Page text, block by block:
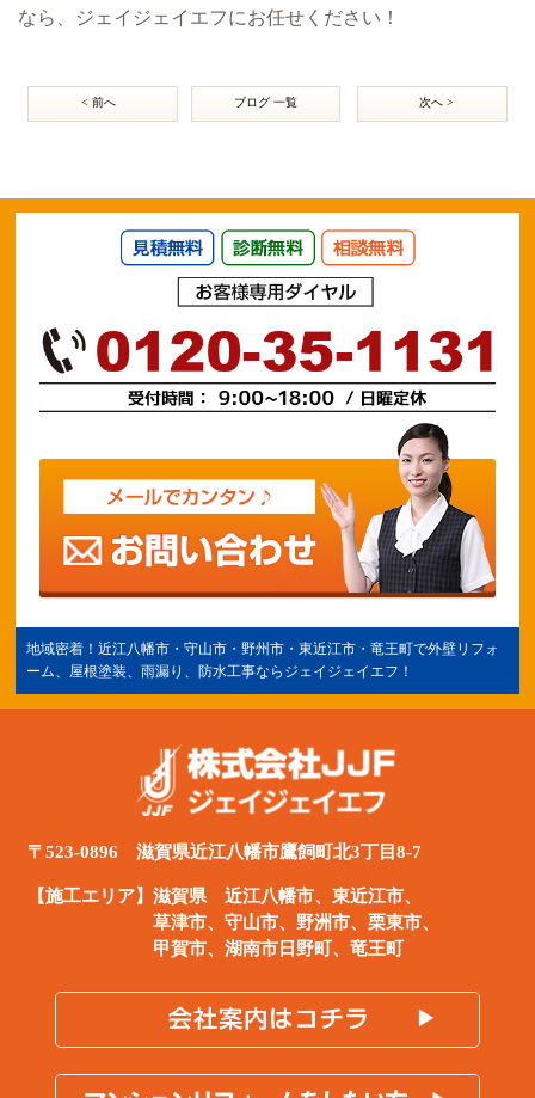
なら、ジェイジェイエフにお任せください！
< 前へ ブログ 一覧 次へ >
地域密着！近江八幡市 ・守山市・野州市・東近江市 ・竜王町で外壁リフォ
ーム、屋根塗装、雨漏り、防水工事ならジェイジェイエフ！
〒523-0896 滋賀県近江八幡市鷹飼町北3丁目8-7
【施工エリア】滋賀県近江八幡市、東近江市、
草津市、守山市、野洲市、栗東市、
甲賀市、湖南市日野町、竜王町